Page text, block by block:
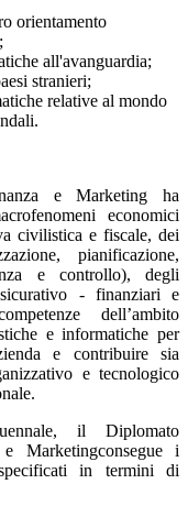
orientamento
all'avanguardia;
stranieri;
relative al mondo
e Marketing ha
economici
civilistica e fiscale, dei
pianificazione,
e controllo), degli
- finanziari e
dell’ambito
e informatiche per
e contribuire sia
e tecnologico
il Diplomato
Marketingconsegue i
in termini di